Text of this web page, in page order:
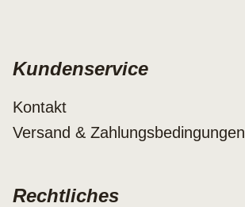
Kundenservice
Kontakt
Versand & Zahlungsbedingungen
Rechtliches